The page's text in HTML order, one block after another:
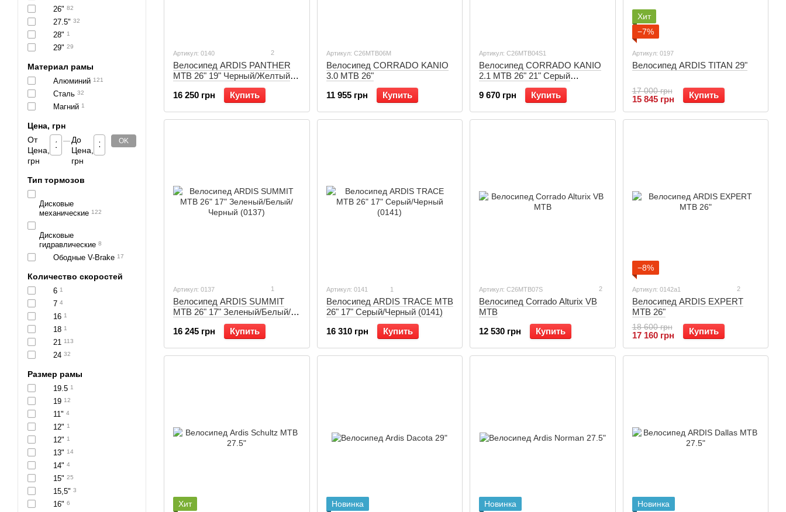
Артикул: 0140 2
Велосипед ARDIS PANTHER
MTB 26" 19" Черный/Желтый
16 250 грн
Купить
Артикул: С26MTB06M
Велосипед CORRADO KANIO
3.0 MTB 26"
11 955 грн
Купить
Артикул: C26MTB04S1
Велосипед CORRADO KANIO
2.1 MTB 26" 21" Серый
(C26MTB04S1)
9 670 грн
Купить
Хит
−7%
Артикул: 0197
Велосипед ARDIS TITAN 29"
17 000 грн
15 845 грн Купить
Артикул: 0137 1
Велосипед ARDIS SUMMIT
MTB 26" 17" Зеленый/Белый/
Черный (0137)
16 245 грн
Купить
Артикул: 0141 1
Велосипед ARDIS TRACE MTB
26" 17" Серый/Черный (0141)
16 310 грн
Купить
Артикул: C26MTB07S 2
Велосипед Corrado Alturix VB
MTB
12 530 грн
Купить
−8%
Артикул: 0142a1 2
Велосипед ARDIS EXPERT
МТВ 26"
18 600 грн
17 160 грн Купить
Хит Новинка Новинка Новинка
26" 82
27.5" 32
28" 1
29" 29
Материал рамы
Алюминий 121
Сталь 32
Магний 1
Цена, грн
От
Цена,
грн
До
Цена,
грн
OK
Тип тормозов
Дисковые
механические 122
Дисковые
гидравлические 8
Ободные V-Brake 17
Количество скоростей
6 1
7 4
16 1
18 1
21 113
24 32
Размер рамы
19.5 1
19 12
11" 4
12" 1
12" 1
13" 14
14" 4
15" 25
15,5" 3
16" 6